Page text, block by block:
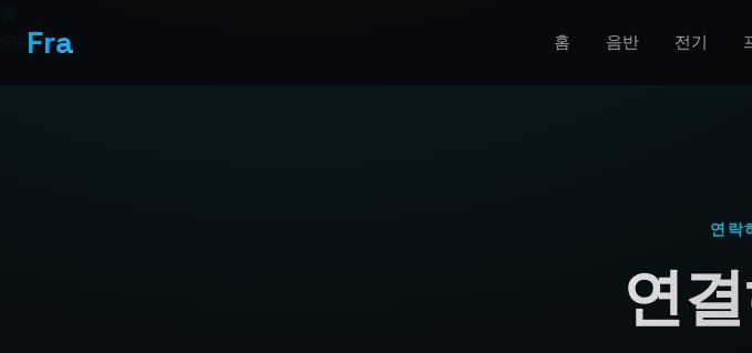
Fra 홈 음반 전기
연락처
연락
연